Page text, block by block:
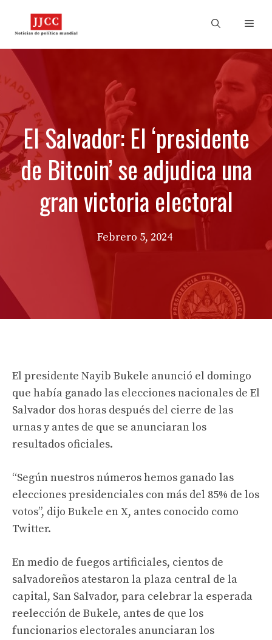
El Salvador: El ‘presidente
de Bitcoin’ se adjudica una
gran victoria electoral
Febrero 5, 2024
El presidente Nayib Bukele anunció el domingo
que había ganado las elecciones nacionales de El
Salvador dos horas después del cierre de las
urnas y antes de que se anunciaran los
resultados oficiales.
“Según nuestros números hemos ganado las
elecciones presidenciales con más del 85% de los
votos”, dijo Bukele en X, antes conocido como
Twitter.
En medio de fuegos artificiales, cientos de
salvadoreños atestaron la plaza central de la
capital, San Salvador, para celebrar la esperada
reelección de Bukele, antes de que los
funcionarios electorales anunciaran los